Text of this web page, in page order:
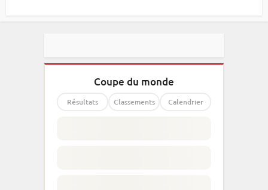
Coupe du monde
Résultats Classements Calendrier